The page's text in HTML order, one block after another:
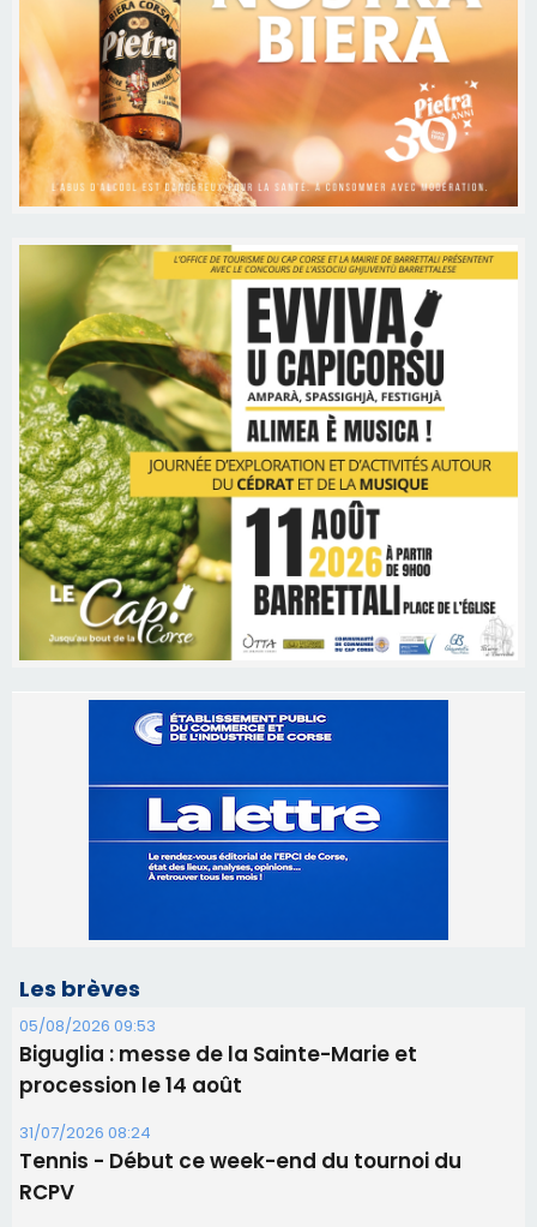
Les brèves
05/08/2026 09:53
Biguglia : messe de la Sainte-Marie et
procession le 14 août
31/07/2026 08:24
Tennis - Début ce week-end du tournoi du
RCPV